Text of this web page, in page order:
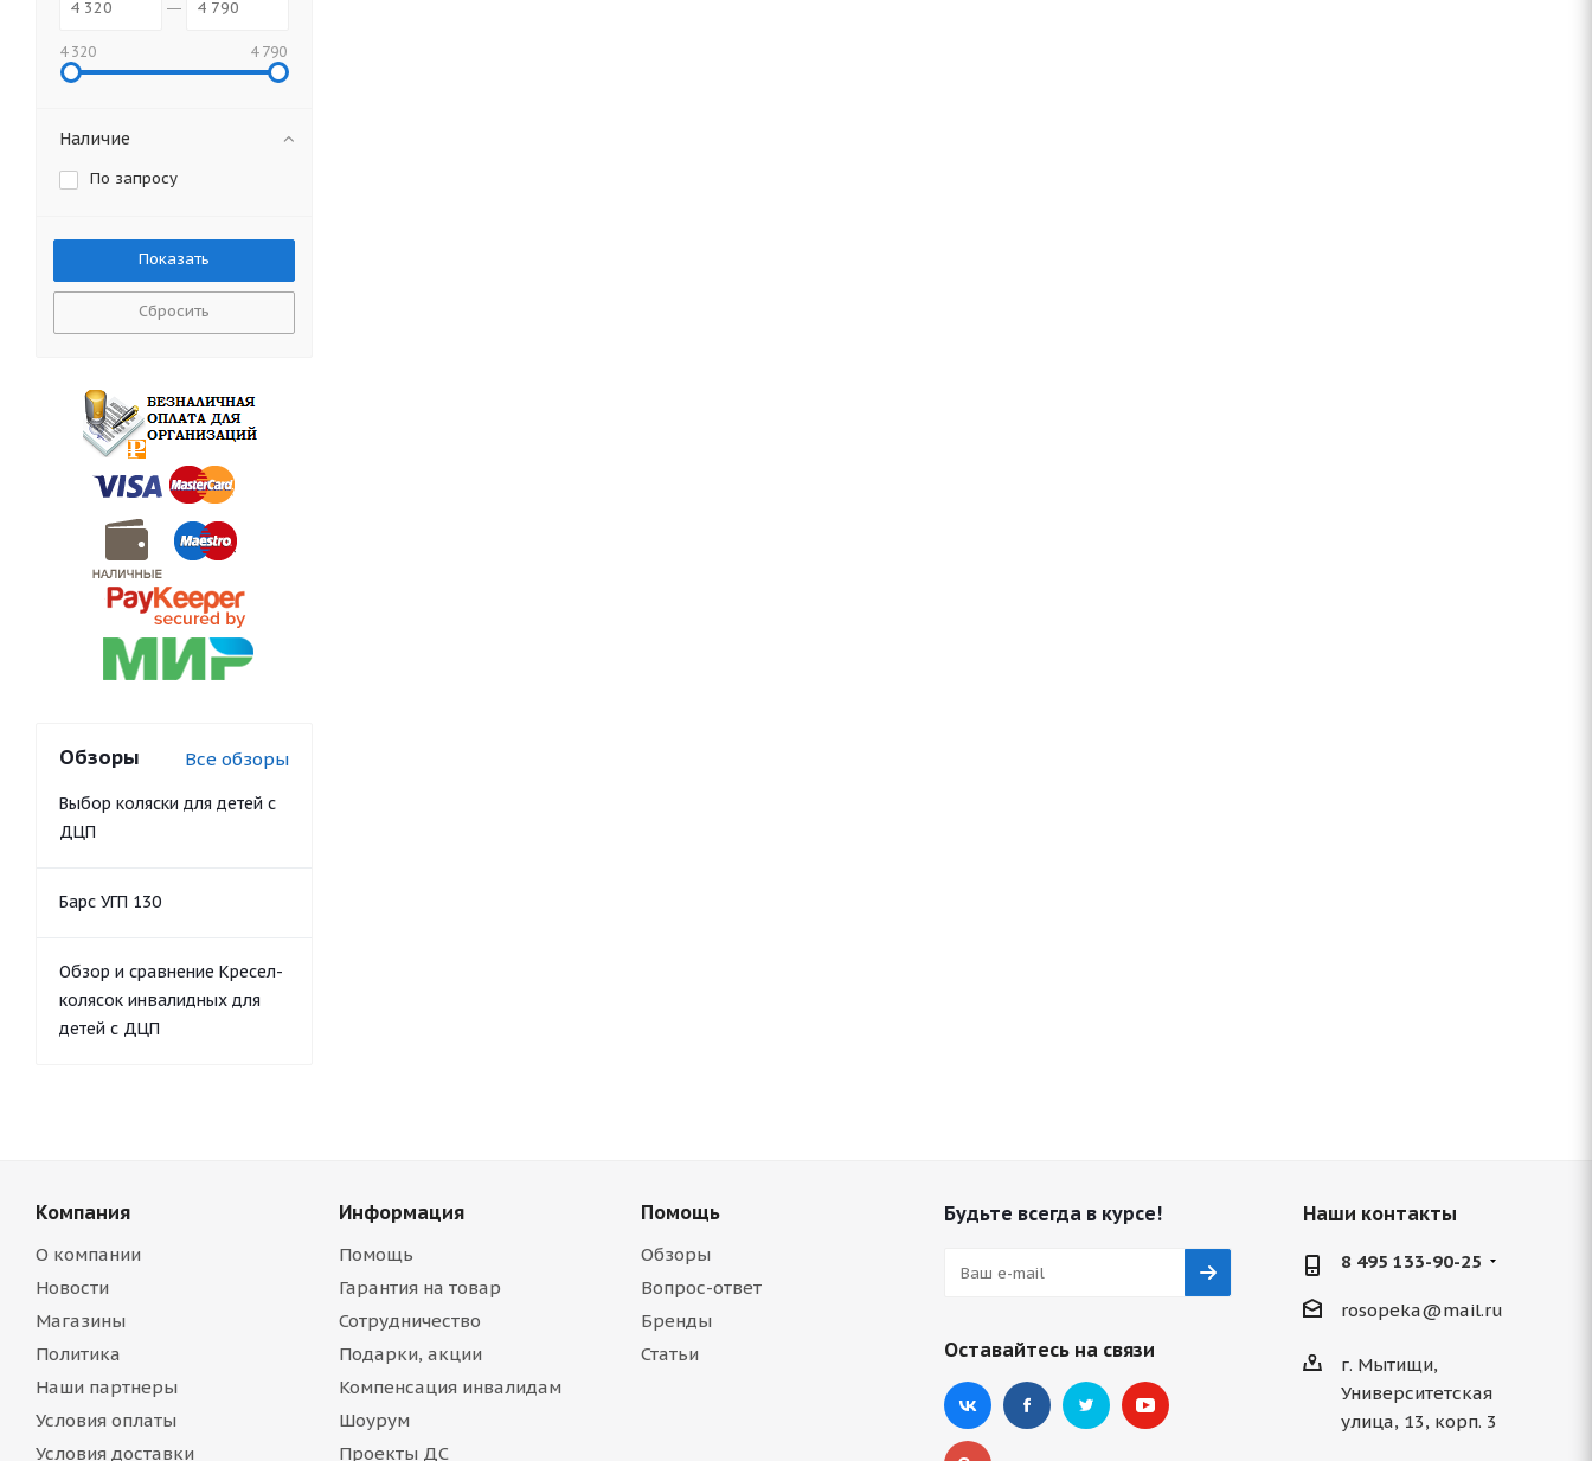
4 320 4 790
Наличие
По запросу
Сбросить
Обзоры Все обзоры
Выбор коляски для детей с
ДЦП
Барс УГП 130
Обзор и сравнение Кресел-
колясок инвалидных для
детей с ДЦП
Компания
О компании
Новости
Магазины
Политика
Наши партнеры
Условия оплаты
Условия доставки
Информация
Помощь
Гарантия на товар
Сотрудничество
Подарки, акции
Компенсация инвалидам
Шоурум
Проекты ДС
Помощь
Обзоры
Вопрос-ответ
Бренды
Статьи
Будьте всегда в курсе!
Оставайтесь на связи
Наши контакты
8 495 133-90-25
rosopeka@mail.ru
г. Мытищи,
Университетская
улица, 13, корп. 3